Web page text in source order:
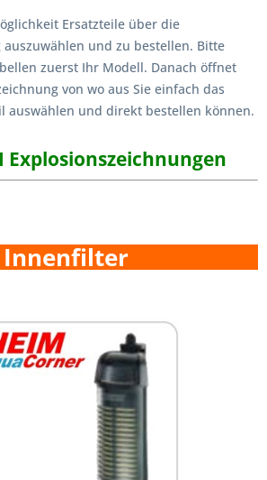
Ersatzteile über die
auszuwählen und zu bestellen. Bitte
zuerst Ihr Modell. Danach öffnet
von wo aus Sie einfach das
auswählen und direkt bestellen können.
Explosionszeichnungen
Innenfilter